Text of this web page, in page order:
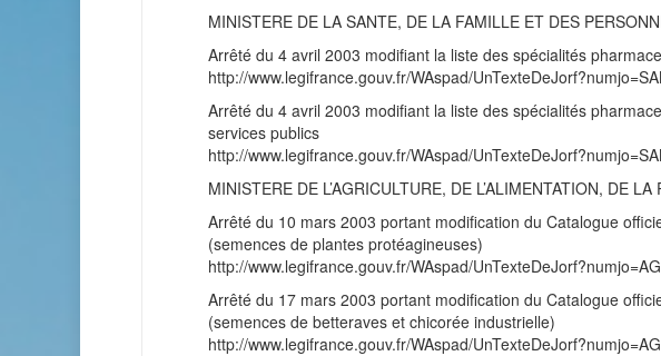
MINISTERE DE LA SANTE, DE LA FAMILLE ET DES
Arrêté du 4 avril 2003 modifiant la liste des spécialités
http://www.legifrance.gouv.fr/WAspad/
Arrêté du 4 avril 2003 modifiant la liste des spécialités
services publics
http://www.legifrance.gouv.fr/WAspad/
MINISTERE DE L’AGRICULTURE, DE L’ALIMENTATION, DE
Arrêté du 10 mars 2003 portant modification du Catalogue
(semences de plantes protéagineuses)
http://www.legifrance.gouv.fr/WAspad/
Arrêté du 17 mars 2003 portant modification du Catalogue
(semences de betteraves et chicorée industrielle)
http://www.legifrance.gouv.fr/WAspad/